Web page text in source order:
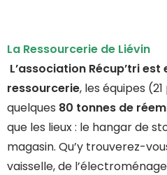
La Ressourcerie de Liévin
L’association Récup’tri
ressourcerie, les équipes
quelques 80 tonnes de
que les lieux : le hangar de
magasin. Qu’y trouverez-
vaisselle, de